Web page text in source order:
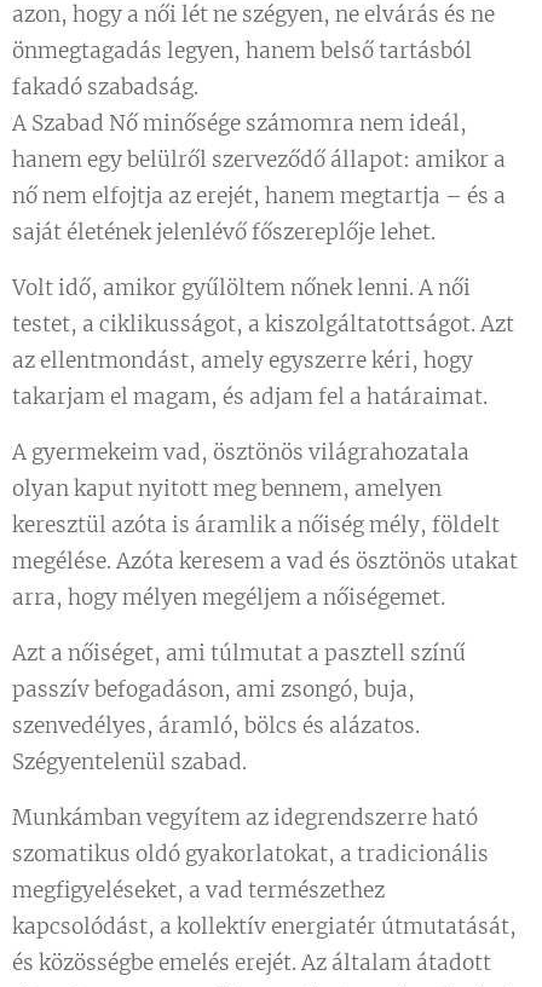
azon, hogy a női lét ne szégyen, ne elvárás és ne
önmegtagadás legyen, hanem belső tartásból
fakadó szabadság.
A Szabad Nő minősége számomra nem ideál,
hanem egy belülről szerveződő állapot: amikor a
nő nem elfojtja az erejét, hanem megtartja – és a
saját életének jelenlévő főszereplője lehet.
Volt idő, amikor gyűlöltem nőnek lenni. A női
testet, a ciklikusságot, a kiszolgáltatottságot. Azt
az ellentmondást, amely egyszerre kéri, hogy
takarjam el magam, és adjam fel a határaimat.
A gyermekeim vad, ösztönös világrahozatala
olyan kaput nyitott meg bennem, amelyen
keresztül azóta is áramlik a nőiség mély, földelt
megélése. Azóta keresem a vad és ösztönös utakat
arra, hogy mélyen megéljem a nőiségemet.
Azt a nőiséget, ami túlmutat a pasztell színű
passzív befogadáson, ami zsongó, buja,
szenvedélyes, áramló, bölcs és alázatos.
Szégyentelenül szabad.
Munkámban vegyítem az idegrendszerre ható
szomatikus oldó gyakorlatokat, a tradicionális
megfigyeléseket, a vad természethez
kapcsolódást, a kollektív energiatér útmutatását,
és közösségbe emelés erejét. Az általam átadott